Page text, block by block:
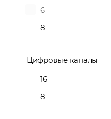
6
8
Цифровые каналы
16
8